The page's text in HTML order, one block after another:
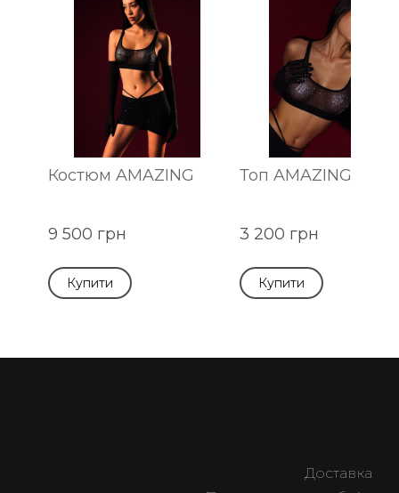
Костюм AMAZING
9 500 грн
Купити
Топ AMAZING black
3 200 грн
Купити
Доставка